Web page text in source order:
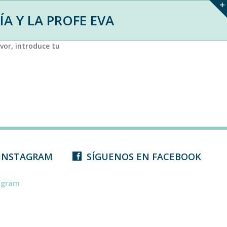
Y LA PROFE EVA
introduce tu
SÍGUENOS EN FACEBOOK